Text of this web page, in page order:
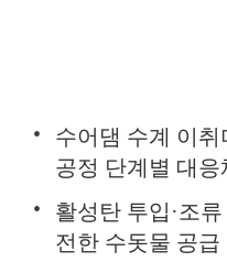
수어댐 수계 이취
공정 단계별 대응
활성탄 투입·조
전한 수돗물 공급